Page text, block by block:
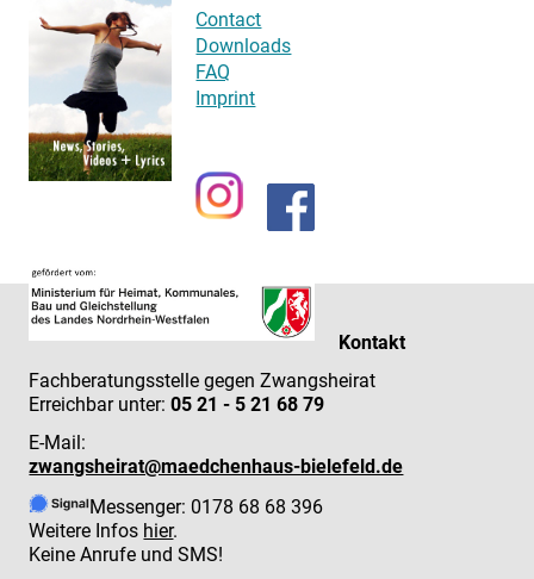
Contact
Downloads
FAQ
Imprint
Kontakt
Fachberatungsstelle gegen Zwangsheirat
Erreichbar unter:05 21 - 5 21 68 79
E-Mail:
zwangsheirat@maedchenhaus-bielefeld.de
Messenger: 0178 68 68 396
Weitere Infos hier.
Keine Anrufe und SMS!